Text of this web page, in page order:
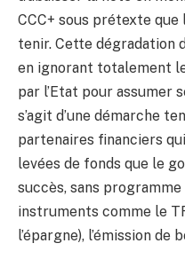
CCC+ sous prétexte
tenir. Cette dégradation
en ignorant totalement
par l’Etat pour assumer
s’agit d’une démarche
partenaires financiers
levées de fonds que le
succès, sans
instruments comme le
l’épargne), l’émission de